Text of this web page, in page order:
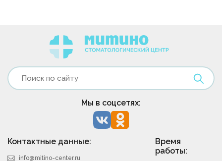
Контактные данные:
info@mitino-center.ru
Время
работы:
Мы в соцсетях: